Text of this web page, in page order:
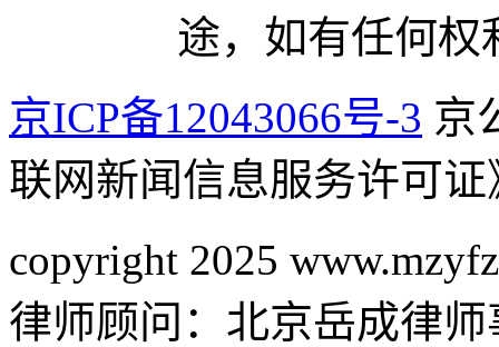
途，如有任何权
京ICP备12043066号-3 京
联网新闻信息服务许可证
copyright 2025
律师顾问：北京岳成律师